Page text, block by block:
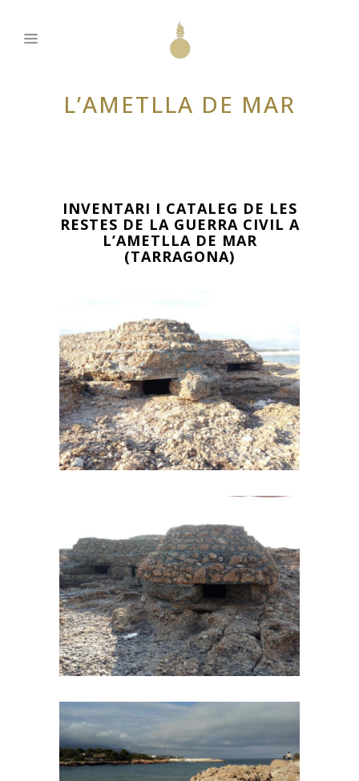
L’AMETLLA DE MAR
INVENTARI I CATALEG DE LES
RESTES DE LA GUERRA CIVIL A
L’AMETLLA DE MAR
(TARRAGONA)